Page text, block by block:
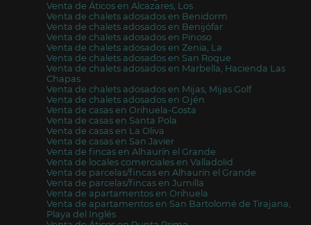
Venta de Áticos en Alcazares, Los
Venta de chalets adosados en Benidorm
Venta de chalets adosados en Benijófar
Venta de chalets adosados en Pinoso
Venta de chalets adosados en Zenia, La
Venta de chalets adosados en San Roque
Venta de chalets adosados en Marbella, Hacienda Las
Chapas
Venta de chalets adosados en Mijas, Mijas Golf
Venta de chalets adosados en Ojén
Venta de casas en Orihuela-Costa
Venta de casas en Santa Pola
Venta de casas en La Oliva
Venta de casas en San Javier
Venta de fincas en Alhaurín el Grande
Venta de locales comerciales en Valladolid
Venta de parcelas/fincas en Alhaurín el Grande
Venta de parcelas/fincas en Jumilla
Venta de apartamentos en Orihuela
Venta de apartamentos en San Bartolomé de Tirajana,
Playa del Inglés